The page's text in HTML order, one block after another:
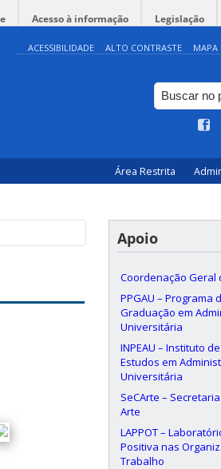
Acesso à informação Legislação
ACESSIBILIDADE ALTO CONTRASTE MAPA
Área Restrita
Apoio
Coordenação Geral
PPGAU – Programa
Graduação em
Universitária
INPEAU – Instituto
Estudos em
Universitária
SeCArte –
Arte
LAPPOT –
Positiva nas
Trabalho